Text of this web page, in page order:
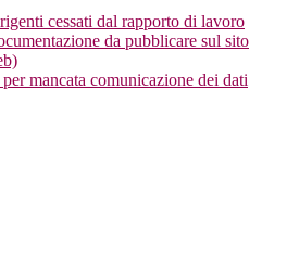
cessati dal rapporto di lavoro
da pubblicare sul sito
mancata comunicazione dei dati